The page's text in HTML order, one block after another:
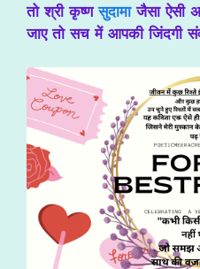
तो श्री कृष्णसुदामाजैसा ऐसी
जाए तो सच में आपकी जिंदगी